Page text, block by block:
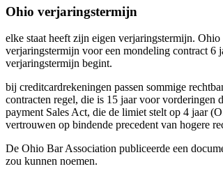
Ohio verjaringstermijn
elke staat heeft zijn eigen verjaringstermijn.
verjaringstermijn voor een mondeling contract 6
verjaringstermijn begint.
bij creditcardrekeningen passen sommige
contracten regel, die is 15 jaar voor vorderingen
payment Sales Act, die de limiet stelt op 4 jaar
vertrouwen op bindende precedent van hogere
De Ohio Bar Association publiceerde een
zou kunnen noemen.